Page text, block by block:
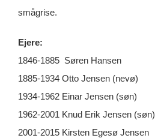
smågrise.
Ejere:
1846-1885 Søren Hansen
1885-1934 Otto Jensen (nevø)
1934-1962 Einar Jensen (søn)
1962-2001 Knud Erik Jensen (søn)
2001-2015 Kirsten Egesø Jensen